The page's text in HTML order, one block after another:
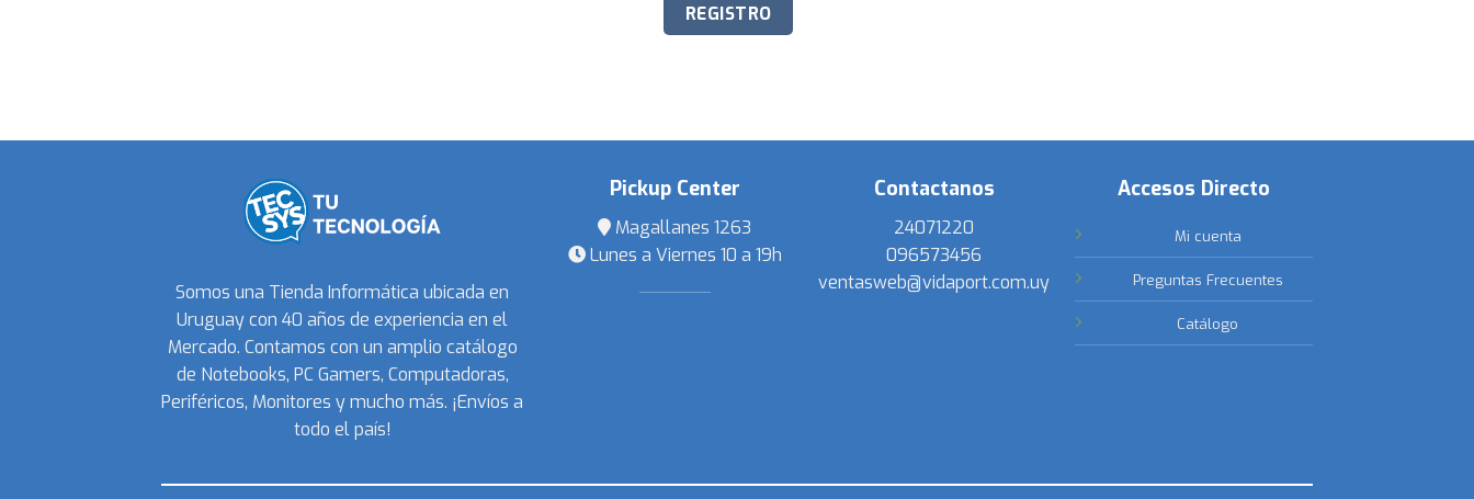
Somos una Tienda Informática ubicada en
Uruguay con 40 años de experiencia en el
Mercado. Contamos con un amplio catálogo
de Notebooks, PC Gamers, Computadoras,
Periféricos, Monitores y mucho más. ¡Envíos a
todo el país!
Pickup Center
Magallanes 1263
Lunes a Viernes 10 a 19h
Contactanos
24071220
096573456
ventasweb@vidaport.com.uy
Accesos Directo
Mi cuenta
Preguntas Frecuentes
Catálogo